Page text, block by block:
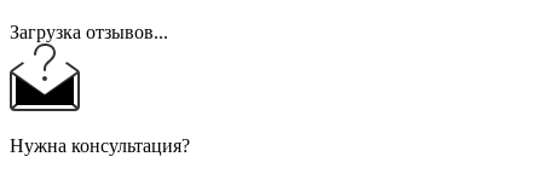
Загрузка отзывов...
Нужна консультация?